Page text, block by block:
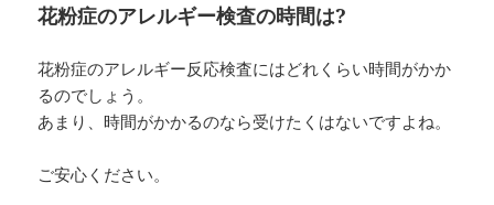
花粉症のアレルギー検査の時間は?
花粉症のアレルギー反応検査にはどれくらい時間がかか
るのでしょう。
あまり、時間がかかるのなら受けたくはないですよね。
ご安心ください。